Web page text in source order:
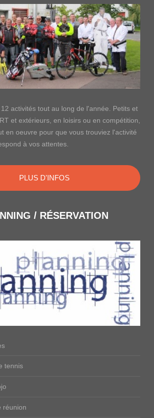
activités tout au long de l'année. Petits et
et extérieurs, en loisirs ou en compétition,
en oeuvre pour que vous trouviez l'activité
à vos attentes.
PLUS D'INFOS
/ RÉSERVATION
tennis
réunion